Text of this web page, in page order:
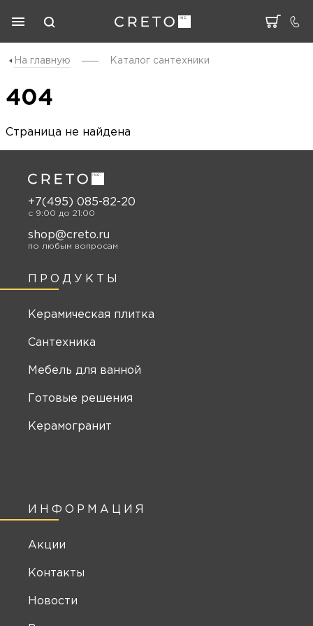
На главную Каталог cантехники
404
Страница не найдена
ИНФОРМАЦИЯ
Акции
Контакты
Новости
ПРОДУКТЫ
Керамическая плитка
Сантехника
Мебель для ванной
Готовые решения
Керамогранит
+7(495) 085-82-20
c 9:00 до 21:00
shop@creto.ru
по любым вопросам